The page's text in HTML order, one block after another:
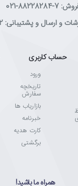
021
ارسال و پشتیبانی: 09121759502
حساب کاربری
ورود
تاریخچه
سفارش
بازاریاب ها
خبرنامه
کارت هدیه
برگشتی
همراه ما باشید!